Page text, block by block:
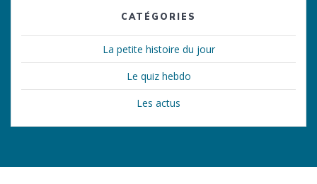
CATÉGORIES
La petite histoire du jour
Le quiz hebdo
Les actus